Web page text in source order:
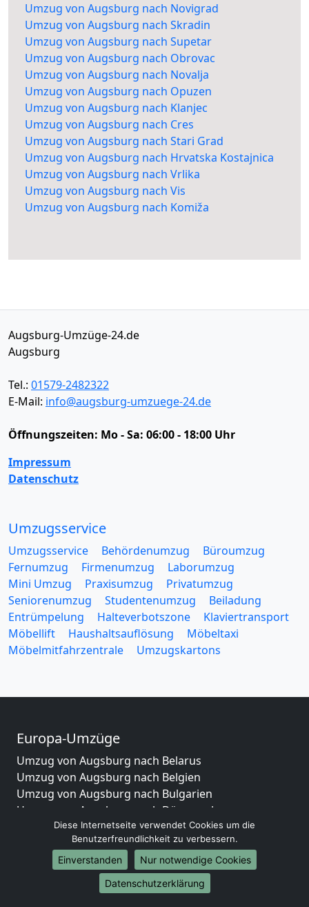
Umzug von Augsburg nach Novigrad
Umzug von Augsburg nach Skradin
Umzug von Augsburg nach Supetar
Umzug von Augsburg nach Obrovac
Umzug von Augsburg nach Novalja
Umzug von Augsburg nach Opuzen
Umzug von Augsburg nach Klanjec
Umzug von Augsburg nach Cres
Umzug von Augsburg nach Stari Grad
Umzug von Augsburg nach Hrvatska Kostajnica
Umzug von Augsburg nach Vrlika
Umzug von Augsburg nach Vis
Umzug von Augsburg nach Komiža
Augsburg-Umzüge-24.de
Augsburg
Tel.: 01579-2482322
E-Mail: info@augsburg-umzuege-24.de
Öffnungszeiten: Mo - Sa: 06:00 - 18:00 Uhr
Impressum
Datenschutz
Umzugsservice
Umzugsservice Behördenumzug
Büroumzug
Fernumzug
Firmenumzug
Laborumzug
Mini Umzug
Praxisumzug
Privatumzug
Seniorenumzug
Studentenumzug
Beiladung
Entrümpelung
Halteverbotszone
Klaviertransport
Möbellift
Haushaltsauflösung
Möbeltaxi
Möbelmitfahrzentrale
Umzugskartons
Europa-Umzüge
Umzug von Augsburg nach Belarus
Umzug von Augsburg nach Belgien
Umzug von Augsburg nach Bulgarien
Umzug von Augsburg nach Dänemark
Umzug von Augsburg nach England
Umzug von Augsburg nach Portugal
Umzug von Augsburg nach Bosnien
und Herzegowina
Umzug von Augsburg nach Irland
Diese Internetseite verwendet Cookies um die
Benutzerfreundlichkeit zu verbessern.
Einverstanden
Nur notwendige Cookies
Datenschutzerklärung